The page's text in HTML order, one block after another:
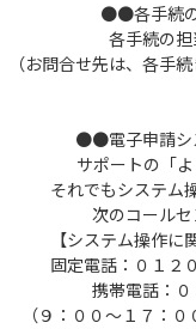
●●各手続
各手続の担
（お問合せ先は、各手
●●電子申請シ
サポートの「
それでもシステム
次のコールセ
【システム操作に
固定電話：０１２
携帯電話：０
（９：００～１７：